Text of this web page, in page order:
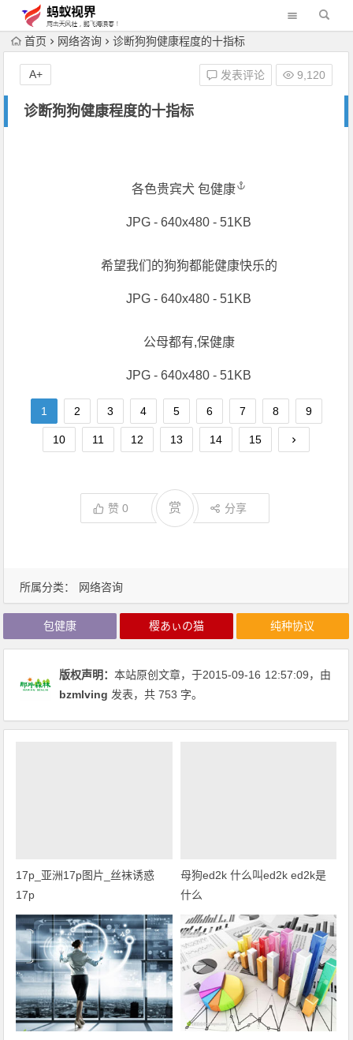
首页 网络咨询 诊断狗狗健康程度的十指标
诊断狗狗健康程度的十指标
发表评论 9,120
A+
所属分类： 网络咨询
各色贵宾犬 包健康
JPG - 640x480 - 51KB
希望我们的狗狗都能健康快乐的
JPG - 640x480 - 51KB
公母都有,保健康
JPG - 640x480 - 51KB
1 2 3 4 5 6 7 8 9
10 11 12 13 14 15
赞0 赏 分享
包健康 樱あぃの猫 纯种协议
版权声明：本站原创文章，于2015-09-16 12:57:09，由
bzmlving 发表，共 753 字。
17p_亚洲17p图片_丝袜诱惑
17p
母狗ed2k 什么叫ed2k ed2k是
什么